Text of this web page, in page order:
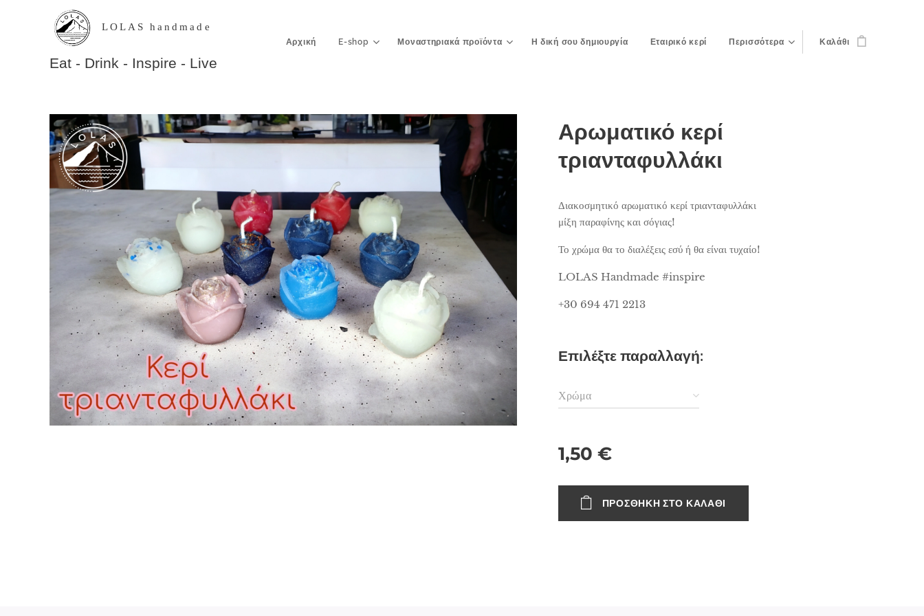
LOLAS handmade
Eat - Drink - Inspire - Live
Αρχική E-shop Μοναστηριακά προϊόντα Η δική σου δημιουργία Εταιρικό κερί Περισσότερα Καλάθι
Αρωματικό κερί
τριανταφυλλάκι
Διακοσμητικό αρωματικό κερί τριανταφυλλάκι
μίξη παραφίνης και σόγιας!
Το χρώμα θα το διαλέξεις εσύ ή θα είναι τυχαίο!
LOLAS Handmade #inspire
+30 694 471 2213
Επιλέξτε παραλλαγή:
Χρώμα
1,50 €
ΠΡΟΣΘΉΚΗ ΣΤΟ ΚΑΛΆΘΙ